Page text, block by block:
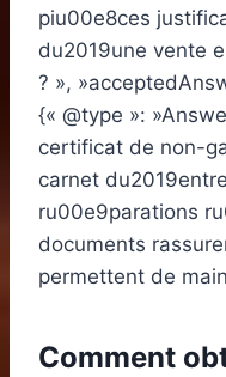
piu00e8ces
du2019une vente
? »,
{« @type »:
certificat de non-
carnet
ru00e9parations
documents
permettent de
Comment